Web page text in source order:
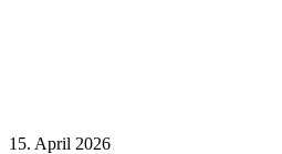
15. April 2026